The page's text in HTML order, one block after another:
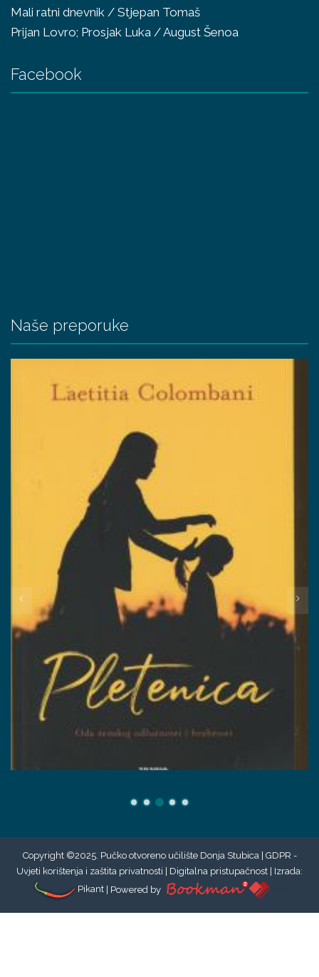
Mali ratni dnevnik / Stjepan Tomaš
Prijan Lovro; Prosjak Luka / August Šenoa
Facebook
Naše preporuke
Copyright ©2025. Pučko otvoreno učilište Donja Stubica | GDPR -
Uvjeti korištenja i zaštita privatnosti | Digitalna pristupačnost | Izrada:
Pikant| Powered by